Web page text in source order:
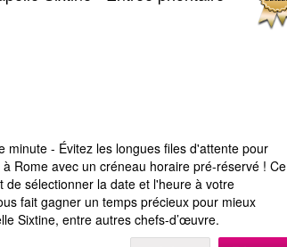
minute - Évitez les longues files d'attente pour
Rome avec un créneau horaire pré-réservé ! Ce
de sélectionner la date et l'heure à votre
fait gagner un temps précieux pour mieux
Sixtine, entre autres chefs-d’œuvre.